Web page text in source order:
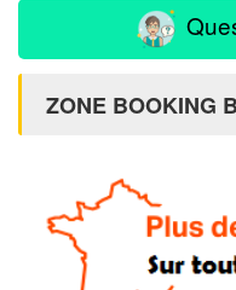
ZONE BOOKING